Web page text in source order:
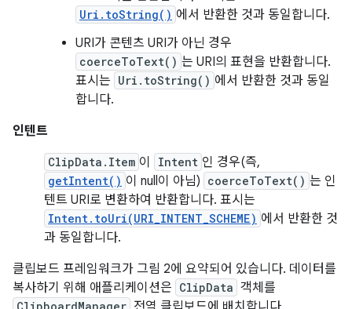
Uri.toString() 에서 반환한 것과 동일합니다.
URI가 콘텐츠 URI가 아닌 경우
coerceToText() 는 URI의 표현을 반환합니다.
표시는 Uri.toString() 에서 반환한 것과 동일
합니다.
인텐트
ClipData.Item 이 Intent 인 경우(즉,
getIntent() 이 null이 아님) coerceToText() 는 인
텐트 URI로 변환하여 반환합니다. 표시는
Intent.toUri(URI_INTENT_SCHEME) 에서 반환한 것
과 동일합니다.
클립보드 프레임워크가 그림 2에 요약되어 있습니다. 데이터를
복사하기 위해 애플리케이션은 ClipData 객체를